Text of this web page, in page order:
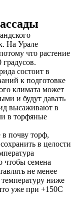
На Урале
что растение
состоит в
к подготовке
климата может
и будут давать
высаживают в
в торфяные
почву торф,
в целости
чтобы семена
не менее
ниже
уже при +150С